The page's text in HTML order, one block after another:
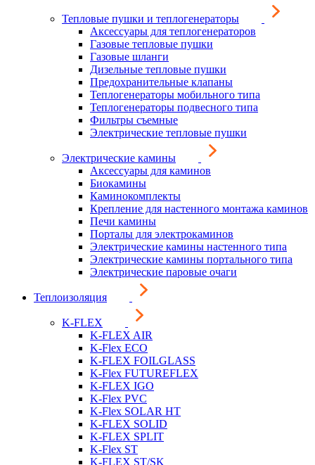
Тепловые пушки и теплогенераторы
Аксессуары для теплогенераторов
Газовые тепловые пушки
Газовые шланги
Дизельные тепловые пушки
Предохранительные клапаны
Теплогенераторы мобильного типа
Теплогенераторы подвесного типа
Фильтры съемные
Электрические тепловые пушки
Электрические камины
Аксессуары для каминов
Биокамины
Каминокомплекты
Крепление для настенного монтажа каминов
Печи камины
Порталы для электрокаминов
Электрические камины настенного типа
Электрические камины портального типа
Электрические паровые очаги
Теплоизоляция
K-FLEX
K-FLEX AIR
K-Flex ECO
K-FLEX FOILGLASS
K-Flex FUTUREFLEX
K-FLEX IGO
K-Flex PVC
K-Flex SOLAR HT
K-FLEX SOLID
K-FLEX SPLIT
K-Flex ST
K-FLEX ST/SK